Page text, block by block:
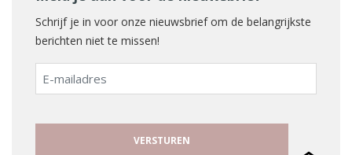
Schrijf je in voor onze nieuwsbrief om de belangrijkste
berichten niet te missen!
E-
mailadres